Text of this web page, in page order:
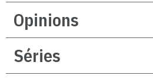
Opinions
Séries